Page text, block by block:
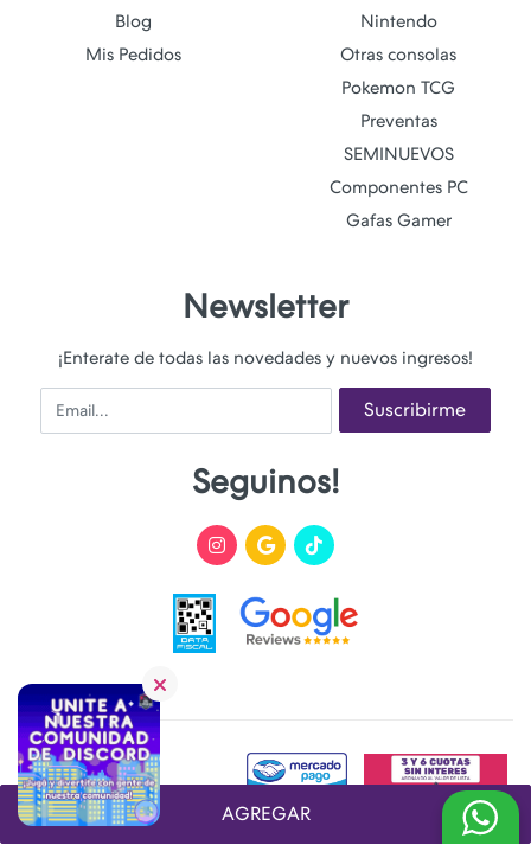
AGREGAR
Blog
Mis Pedidos
Nintendo
Otras consolas
Pokemon TCG
Preventas
SEMINUEVOS
Componentes PC
Gafas Gamer
Newsletter
¡Enterate de todas las novedades y nuevos ingresos!
Email Suscribirme
Seguinos!